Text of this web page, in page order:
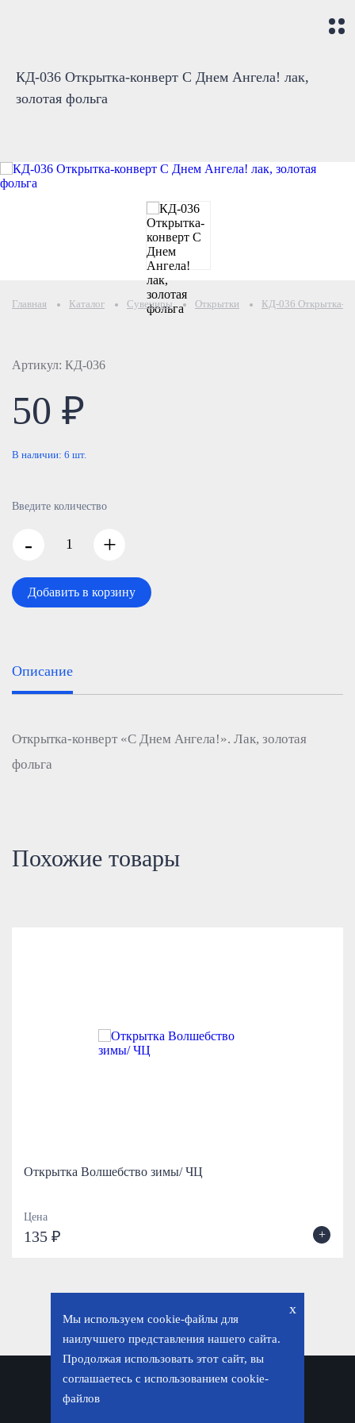
КД-036 Открытка-конверт С Днем Ангела! лак,
золотая фольга
Главная Каталог Сувениры Открытки КД-036 Открытка-
Артикул: КД-036
50 ₽
В наличии: 6 шт.
Введите количество
- +
Добавить в корзину
Описание
Открытка-конверт «С Днем Ангела!». Лак, золотая
фольга
Похожие товары
Открытка Волшебство зимы/ ЧЦ
Цена
135 ₽ +
x
Мы используем cookie-файлы для
наилучшего представления нашего сайта.
Продолжая использовать этот сайт, вы
соглашаетесь с использованием cookie-
файлов